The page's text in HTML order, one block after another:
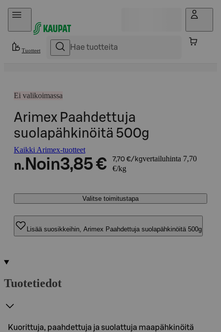
Hyppää sisältöön
Tuotteet
Ei valikoimassa
Arimex Paahdettuja
suolapähkinöitä 500g
Kaikki Arimex-tuotteet
n. Noin3,85 € 7,70 €/kgvertailuhinta 7,70
€/kg
Valitse toimitustapa
Lisää suosikkeihin, Arimex Paahdettuja suolapähkinöitä 500g
Tuotetiedot
Kuorittuja, paahdettuja ja suolattuja maapähkinöitä